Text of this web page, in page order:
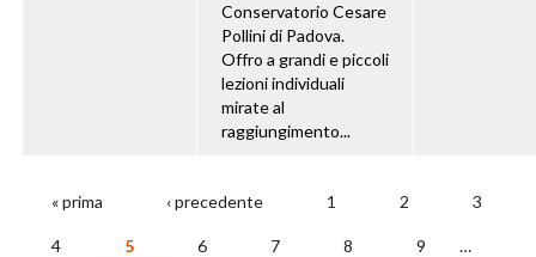
Conservatorio Cesare
Pollini di Padova.
Offro a grandi e piccoli
lezioni individuali
mirate al
raggiungimento...
PAGINE
« prima ‹ precedente 1 2 3
4 5 6 7 8 9 …